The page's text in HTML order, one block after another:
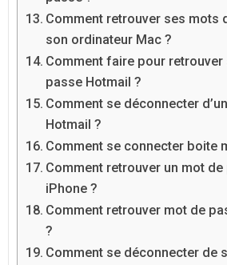
Comment retrouver ses mots
son ordinateur Mac ?
Comment faire pour retrouver
passe Hotmail ?
Comment se déconnecter
Hotmail ?
Comment se connecter boite
Comment retrouver un mot
iPhone ?
Comment retrouver mot de
?
Comment se déconnecter de